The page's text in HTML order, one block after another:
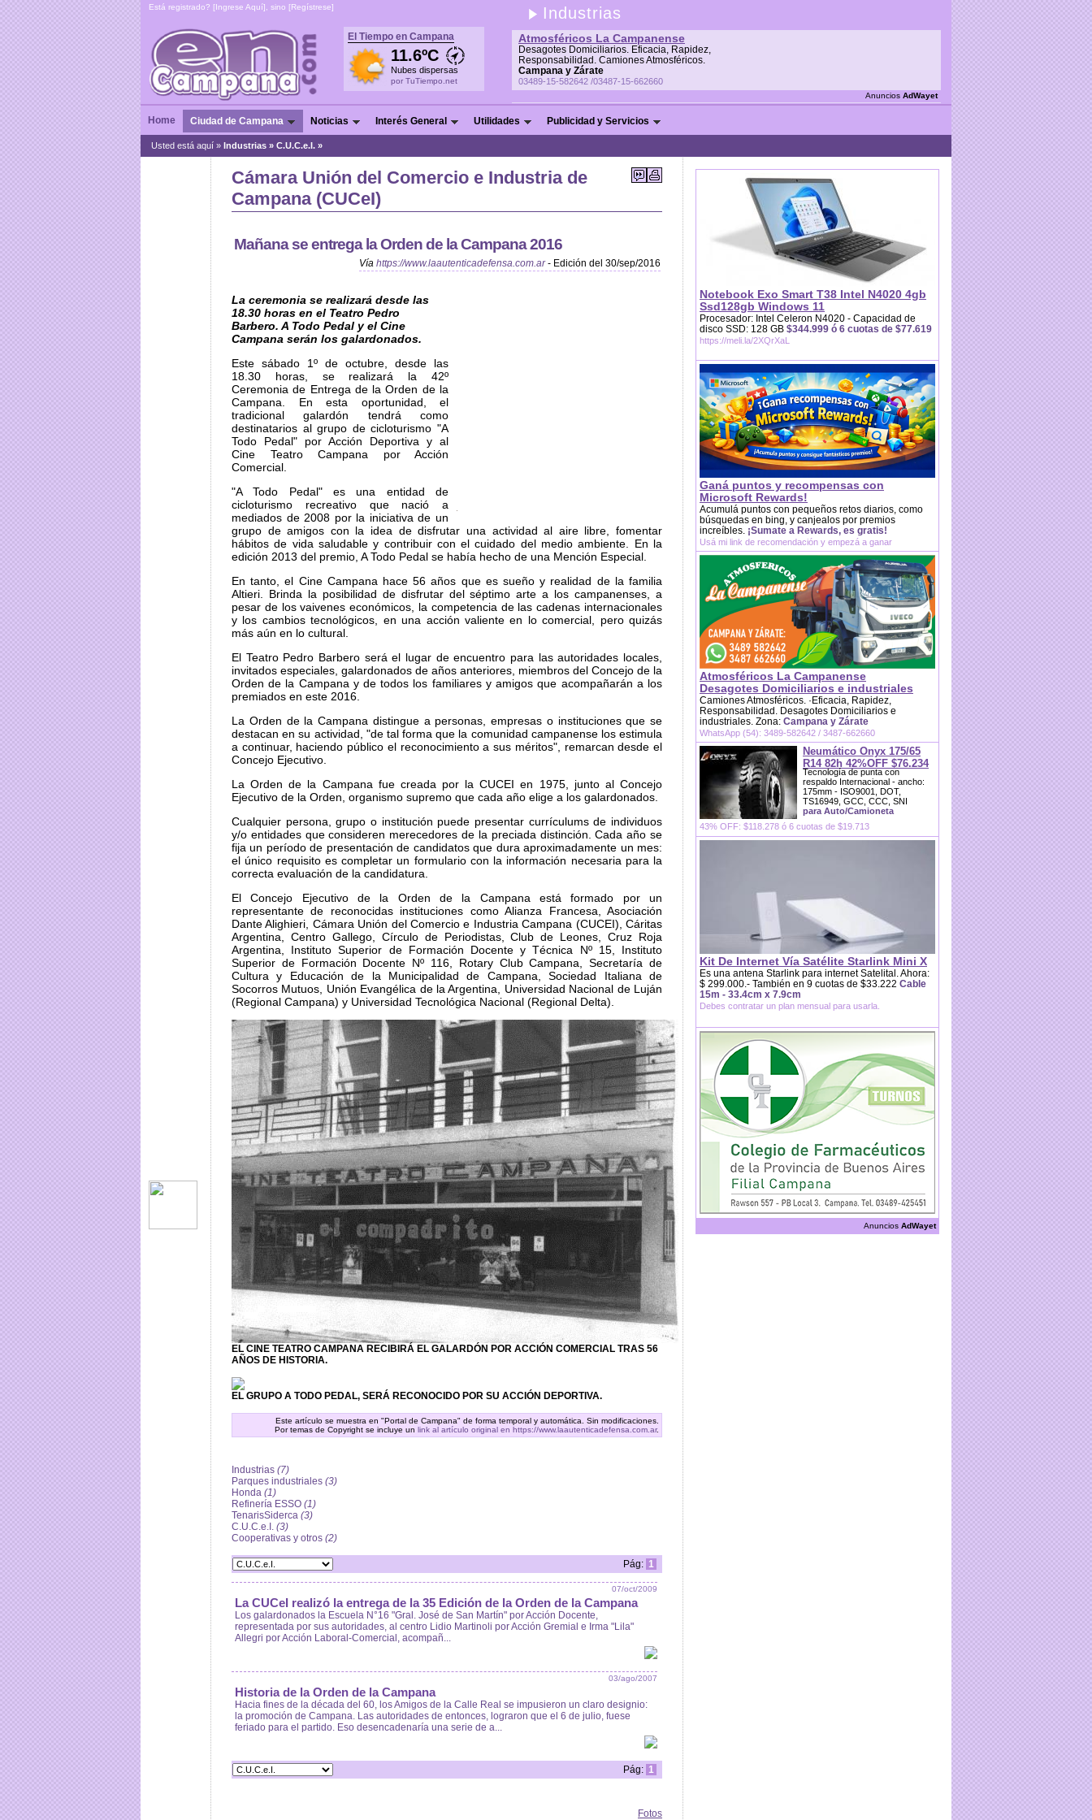
Está registrado? [Ingrese Aquí], sino [Regístrese] Industrias
Atmosféricos La Campanense
Desagotes Domiciliarios. Eficacia, Rapidez,
Responsabilidad. Camiones Atmosféricos.
Campana y Zárate
03489-15-582642 /03487-15-662660
Anuncios AdWayet
El Tiempo en Campana
11.6ºC
Nubes dispersas
por TuTiempo.net
Home Ciudad de Campana Noticias Interés General Utilidades Publicidad y Servicios
Usted está aquí » Industrias » C.U.C.e.I. »
Cámara Unión del Comercio e Industria de
Campana (CUCeI)
Mañana se entrega la Orden de la Campana 2016
Vía https://www.laautenticadefensa.com.ar- Edición del 30/sep/2016
La ceremonia se realizará desde las
18.30 horas en el Teatro Pedro
Barbero. A Todo Pedal y el Cine
Campana serán los galardonados.
Este sábado 1º de octubre, desde las
18.30 horas, se realizará la 42º
Ceremonia de Entrega de la Orden de la
Campana. En esta oportunidad, el
tradicional galardón tendrá como
destinatarios al grupo de cicloturismo "A
Todo Pedal" por Acción Deportiva y al
Cine Teatro Campana por Acción
Comercial.
"A Todo Pedal" es una entidad de
cicloturismo recreativo que nació a
mediados de 2008 por la iniciativa de un
grupo de amigos con la idea de disfrutar una actividad al aire libre, fomentar
hábitos de vida saludable y contribuir con el cuidado del medio ambiente. En la
edición 2013 del premio, A Todo Pedal se había hecho de una Mención Especial.
En tanto, el Cine Campana hace 56 años que es sueño y realidad de la familia
Altieri. Brinda la posibilidad de disfrutar del séptimo arte a los campanenses, a
pesar de los vaivenes económicos, la competencia de las cadenas internacionales
y los cambios tecnológicos, en una acción valiente en lo comercial, pero quizás
más aún en lo cultural.
El Teatro Pedro Barbero será el lugar de encuentro para las autoridades locales,
invitados especiales, galardonados de años anteriores, miembros del Concejo de la
Orden de la Campana y de todos los familiares y amigos que acompañarán a los
premiados en este 2016.
La Orden de la Campana distingue a personas, empresas o instituciones que se
destacan en su actividad, "de tal forma que la comunidad campanense los estimula
a continuar, haciendo público el reconocimiento a sus méritos", remarcan desde el
Concejo Ejecutivo.
La Orden de la Campana fue creada por la CUCEI en 1975, junto al Concejo
Ejecutivo de la Orden, organismo supremo que cada año elige a los galardonados.
Cualquier persona, grupo o institución puede presentar currículums de individuos
y/o entidades que consideren merecedores de la preciada distinción. Cada año se
fija un período de presentación de candidatos que dura aproximadamente un mes:
el único requisito es completar un formulario con la información necesaria para la
correcta evaluación de la candidatura.
El Concejo Ejecutivo de la Orden de la Campana está formado por un
representante de reconocidas instituciones como Alianza Francesa, Asociación
Dante Alighieri, Cámara Unión del Comercio e Industria Campana (CUCEI), Cáritas
Argentina, Centro Gallego, Círculo de Periodistas, Club de Leones, Cruz Roja
Argentina, Instituto Superior de Formación Docente y Técnica Nº 15, Instituto
Superior de Formación Docente Nº 116, Rotary Club Campana, Secretaría de
Cultura y Educación de la Municipalidad de Campana, Sociedad Italiana de
Socorros Mutuos, Unión Evangélica de la Argentina, Universidad Nacional de Luján
(Regional Campana) y Universidad Tecnológica Nacional (Regional Delta).
EL CINE TEATRO CAMPANA RECIBIRÁ EL GALARDÓN POR ACCIÓN COMERCIAL TRAS 56
AÑOS DE HISTORIA.
EL GRUPO A TODO PEDAL, SERÁ RECONOCIDO POR SU ACCIÓN DEPORTIVA.
Este artículo se muestra en "Portal de Campana" de forma temporal y automática. Sin modificaciones.
Por temas de Copyright se incluye un link al artículo original en https://www.laautenticadefensa.com.ar.
Industrias (7)
Parques industriales (3)
Honda (1)
Refinería ESSO (1)
TenarisSiderca (3)
C.U.C.e.I. (3)
Cooperativas y otros (2)
Pág: 1
07/oct/2009
La CUCeI realizó la entrega de la 35 Edición de la Orden de la Campana
Los galardonados la Escuela N°16 "Gral. José de San Martín" por Acción Docente,
representada por sus autoridades, al centro Lidio Martinoli por Acción Gremial e Irma "Lila"
Allegri por Acción Laboral-Comercial, acompañ...
03/ago/2007
Historia de la Orden de la Campana
Hacia fines de la década del 60, los Amigos de la Calle Real se impusieron un claro designio:
la promoción de Campana. Las autoridades de entonces, lograron que el 6 de julio, fuese
feriado para el partido. Eso desencadenaría una serie de a...
Pág: 1
Fotos
Notebook Exo Smart T38 Intel N4020 4gb
Ssd128gb Windows 11
Procesador: Intel Celeron N4020 - Capacidad de
disco SSD: 128 GB $344.999 ó 6 cuotas de $77.619
https://meli.la/2XQrXaL
Ganá puntos y recompensas con
Microsoft Rewards!
Acumulá puntos con pequeños retos diarios, como
búsquedas en bing, y canjealos por premios
increíbles. ¡Sumate a Rewards, es gratis!
Usá mi link de recomendación y empezá a ganar
Atmosféricos La Campanense
Desagotes Domiciliarios e industriales
Camiones Atmosféricos. ·Eficacia, Rapidez,
Responsabilidad. Desagotes Domiciliarios e
industriales. Zona: Campana y Zárate
WhatsApp (54): 3489-582642 / 3487-662660
Neumático Onyx 175/65
R14 82h 42%OFF $76.234
Tecnología de punta con
respaldo Internacional - ancho:
175mm - ISO9001, DOT,
TS16949, GCC, CCC, SNI
para Auto/Camioneta
43% OFF: $118.278 ó 6 cuotas de $19.713
Kit De Internet Vía Satélite Starlink Mini X
Es una antena Starlink para internet Satelital. Ahora:
$ 299.000.- También en 9 cuotas de $33.222 Cable
15m - 33.4cm x 7.9cm
Debes contratar un plan mensual para usarla.
Anuncios AdWayet